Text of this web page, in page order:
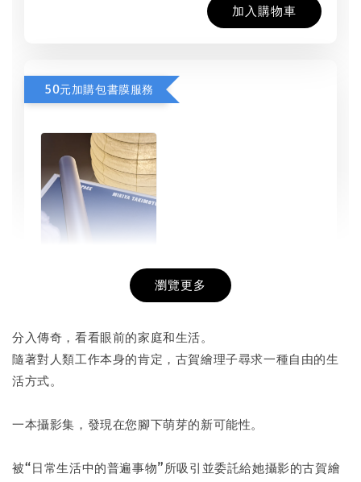
加入購物車
50元加購包書膜服務
NT$ 50
NT$ 100
- +
瀏覽更多
分入傳奇，看看眼前的家庭和生活。
隨著對人類工作本身的肯定，古賀繪理子尋求一種自由的生
活方式。
一本攝影集，發現在您腳下萌芽的新可能性。
被“日常生活中的普遍事物”所吸引並委託給她攝影的古賀繪